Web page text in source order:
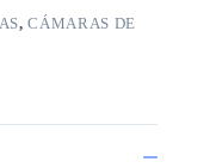
,CÁMARAS DE